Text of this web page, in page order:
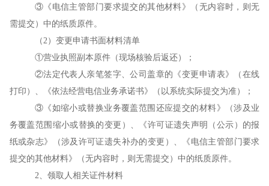
③《电信主管部门要求提交的其他材料》（无内容时，则无
需提交）中的纸质原件。
（2）变更申请书面材料清单
①营业执照副本原件（现场核验后返还）；
②法定代表人亲笔签字、公司盖章的《变更申请表》（在线
打印）、《依法经营电信业务承诺书》（以系统实际提交为准）；
③《如缩小或替换业务覆盖范围还应提交的材料》（涉及业
务覆盖范围缩小或替换的变更）、《许可证遗失声明（公示）的报
纸或杂志》（涉及许可证遗失补办的变更）、《电信主管部门要求
提交的其他材料》（无内容时，则无需提交）中的纸质原件。
2、领取人相关证件材料